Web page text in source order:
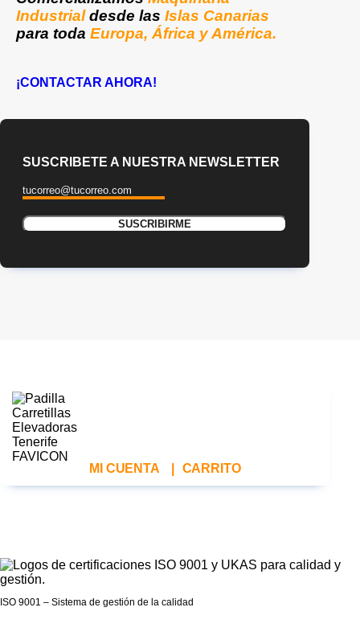
Industrialdesde las Islas Canarias
para toda Europa, África y América.
¡CONTACTAR AHORA!
SUSCRIBETE A NUESTRA NEWSLETTER
MI CUENTA CARRITO
ISO 9001 – Sistema de gestión de la calidad